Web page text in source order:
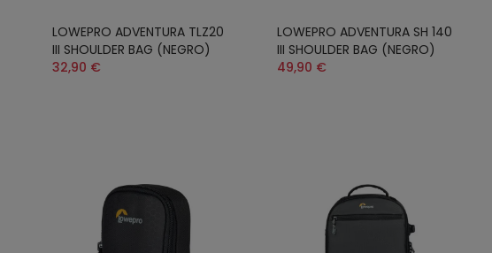
LOWEPRO ADVENTURA TLZ20
III SHOULDER BAG (NEGRO)
32,90 €
LOWEPRO ADVENTURA SH 140
III SHOULDER BAG (NEGRO)
49,90 €